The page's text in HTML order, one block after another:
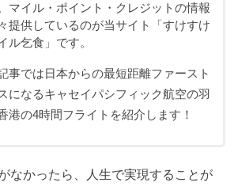
マイル・ポイント・クレジットの情報
提供しているのが当サイト「すけすけ
ル乞食」です。
事では日本からの最短距離ファースト
になるキャセイパシフィック航空の羽
港の4時間フライトを紹介します！
なかったら、人生で実現することが